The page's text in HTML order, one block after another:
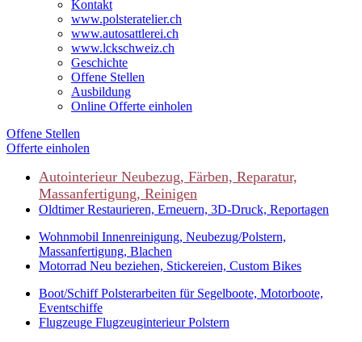
Kontakt
www.polsteratelier.ch
www.autosattlerei.ch
www.lckschweiz.ch
Geschichte
Offene Stellen
Ausbildung
Online Offerte einholen
Offene Stellen
Offerte einholen
Autointerieur Neubezug, Färben, Reparatur,
Massanfertigung, Reinigen
OldtimerRestaurieren, Erneuern, 3D-Druck, Reportagen
Wohnmobil Innenreinigung, Neubezug/Polstern,
Massanfertigung, Blachen
Motorrad Neu beziehen, Stickereien, Custom Bikes
Boot/SchiffPolsterarbeiten für Segelboote, Motorboote,
Eventschiffe
Flugzeuge Flugzeuginterieur Polstern